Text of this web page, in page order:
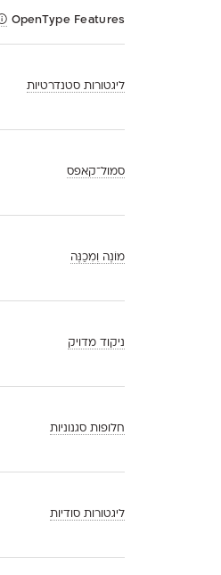
OpenType Features
ליגטורות סטנדרטיות
סמול־קאפס
מוֹנֶה וְמְכַנֶּה
ניקוד מדויק
חלופות סגנוניות
ליגטורות סודיות